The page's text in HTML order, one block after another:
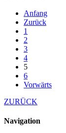
Anfang
Zurück
1
2
3
4
5
6
Vorwärts
ZURÜCK
Navigation